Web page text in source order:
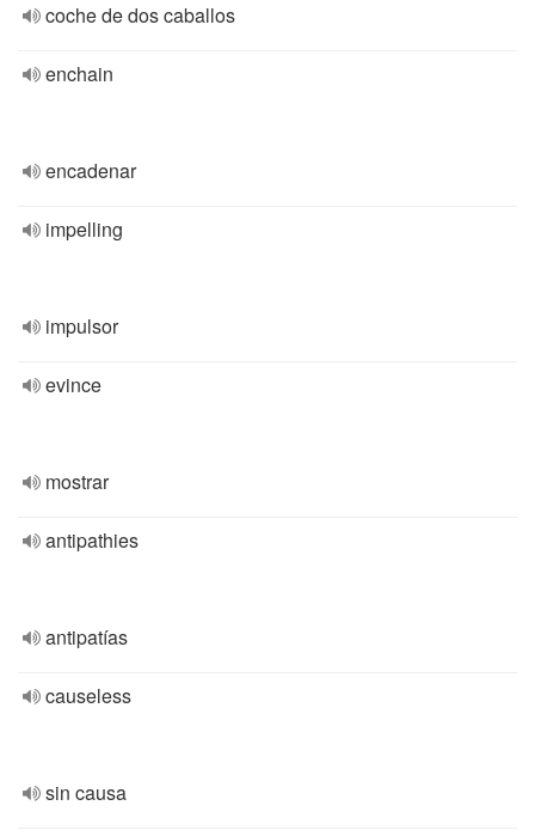
coche de dos caballos
enchain
encadenar
impelling
impulsor
evince
mostrar
antipathies
antipatías
causeless
sin causa